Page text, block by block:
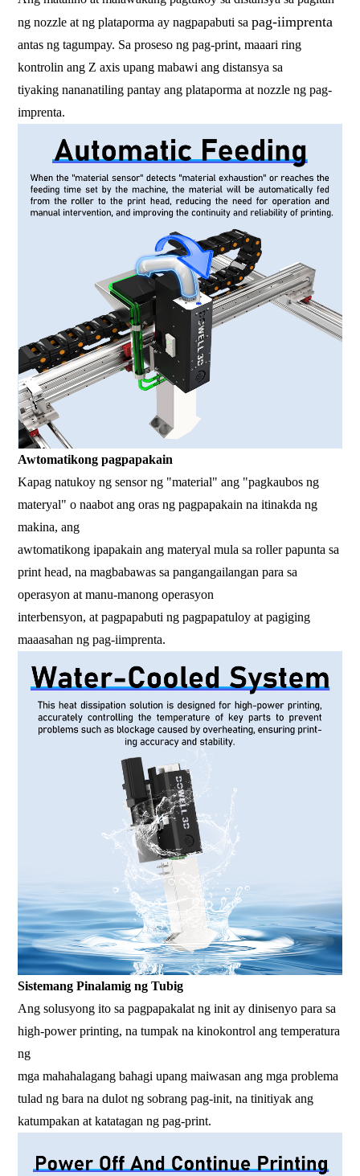
ng nozzle at ng plataporma ay nagpapabuti sapag-iimprenta
antas ng tagumpay. Sa proseso ng pag-print, maaari ring
kontrolin ang Z axis upang mabawi ang distansya sa
tiyaking nananatiling pantay ang plataporma at nozzle ng pag-
imprenta.
Awtomatikong pagpapakain
Kapag natukoy ng sensor ng "material" ang "pagkaubos ng
materyal" o naabot ang oras ng pagpapakain na itinakda ng
makina, ang
awtomatikong ipapakain ang materyal mula sa roller papunta sa
print head, na magbabawas sa pangangailangan para sa
operasyon at manu-manong operasyon
interbensyon, at pagpapabuti ng pagpapatuloy at pagiging
maaasahan ng pag-iimprenta.
Sistemang Pinalamig ng Tubig
Ang solusyong ito sa pagpapakalat ng init ay dinisenyo para sa
high-power printing, na tumpak na kinokontrol ang temperatura
ng
mga mahahalagang bahagi upang maiwasan ang mga problema
tulad ng bara na dulot ng sobrang pag-init, na tinitiyak ang
katumpakan at katatagan ng pag-print.